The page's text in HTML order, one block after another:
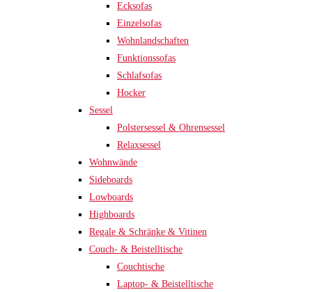
Ecksofas
Einzelsofas
Wohnlandschaften
Funktionssofas
Schlafsofas
Hocker
Sessel
Polstersessel & Ohrensessel
Relaxsessel
Wohnwände
Sideboards
Lowboards
Highboards
Regale & Schränke & Vitinen
Couch- & Beistelltische
Couchtische
Laptop- & Beistelltische